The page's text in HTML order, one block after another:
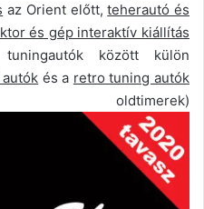
az Orient előtt,teherautó és
és gép interaktív kiállítás
között külön
és a retro tuning autók
oldtimerek)